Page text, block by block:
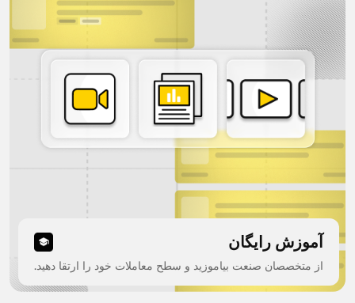
آموزش رایگان
از متخصصان صنعت بیاموزید و سطح معاملات خود را ارتقا دهید.